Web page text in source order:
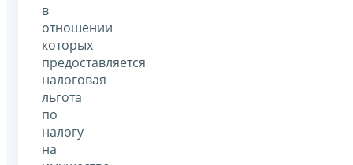
в
отношении
которых
предоставляется
налоговая
льгота
по
налогу
на